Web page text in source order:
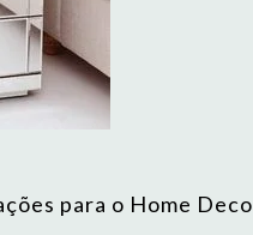
para o Home